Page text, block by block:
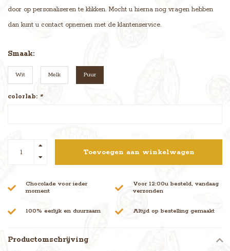
door op personaliseren te klikken. Mocht u hierna nog vragen hebben
dan kunt u contact opnemen met de klantenservice.
Smaak:
Wit Melk Puur
colorlab: *
Toevoegen aan winkelwagen
Chocolade voor ieder
moment
Voor 12:00u besteld, vandaag
verzonden
100% eerlijk en duurzaam Altijd op bestelling gemaakt
Productomschrijving